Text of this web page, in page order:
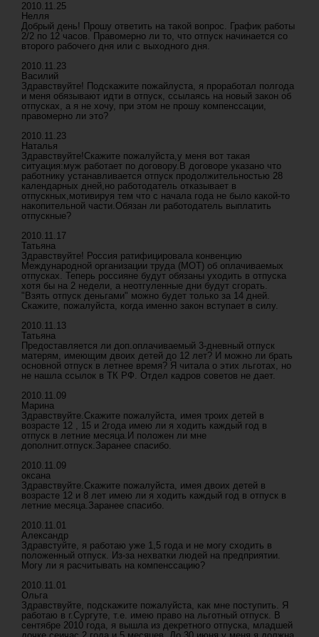
2010.11.25
Нелля
Добрый день! Прошу ответить на такой вопрос. График работы
2/2 по 12 часов. Правомерно ли то, что отпуск начинается со
второго рабочего дня или с выходного дня.
2010.11.23
Василий
Здравствуйте! Подскажите пожайлуста, я проработал полгода
и меня обязывают идти в отпуск, ссылаясь на новый закон об
отпусках, а я не хочу, при этом не прошу компенссации,
правомерно ли это?
2010.11.23
Наталья
Здравствуйте!Скажите пожалуйста,у меня вот такая
ситуация:муж работает по договору.В договоре указано что
работнику устанавливается отпуск продолжительностью 28
календарных дней,но работодатель отказывает в
отпускных,мотивируя тем что с начала года не было какой-то
накопительной части.Обязан ли работодатель выплатить
отпускные?
2010.11.17
Татьяна
Здравствуйте! Россия ратифицировала конвенцию
Международной организации труда (МОТ) об оплачиваемых
отпусках. Теперь россияне будут обязаны уходить в отпуска
хотя бы на 2 недели, а неотгуленные дни будут сгорать.
"Взять отпуск деньгами" можно будет только за 14 дней.
Скажите, пожалуйста, когда именно закон вступает в силу.
2010.11.13
Татьяна
Предоставляется ли доп.оплачиваемый 3-дневный отпуск
матерям, имеющим двоих детей до 12 лет? И можно ли брать
основной отпуск в летнее время? Я читала о этих льготах, но
не нашла ссылок в ТК РФ. Отдел кадров советов не дает.
2010.11.09
Марина
Здравствуйте.Скажите пожалуйста, имея троих детей в
возрасте 12 , 15 и 2года имею ли я ходить каждый год в
отпуск в летние месяца.И положен ли мне
дополнит.отпуск.Заранее спасибо.
2010.11.09
оксана
Здравствуйте.Скажите пожалуйста, имея двоих детей в
возрасте 12 и 8 лет имею ли я ходить каждый год в отпуск в
летние месяца.Заранее спасибо.
2010.11.01
Александр
Здравстуйте, я работаю уже 1,5 года и не могу сходить в
положенный отпуск. Из-за нехватки людей на предприятии.
Могу ли я расчитывать на компенссацию?
2010.11.01
Ольга
Здравствуйте, подскажите пожалуйста, как мне поступить. Я
работаю в г.Сургуте, т.е. имею право на льготный отпуск. В
сентябре 2010 года, я вышла из декретного отпуска, младшей